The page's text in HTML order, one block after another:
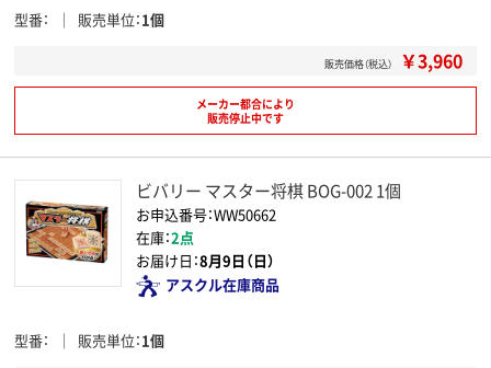
型番 販売単位 1個
販売価格（税込） ￥3,960
メーカー都合により
販売停止中です
ビバリー マスター将棋 BOG-002 1個
お申込番号：WW50662
在庫：2点
お届け日：8月9日（日）
アスクル在庫商品
型番 販売単位 1個